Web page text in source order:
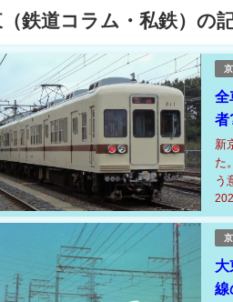
（鉄道コラム・私鉄）の
全
者
新
た
う
「
大
線